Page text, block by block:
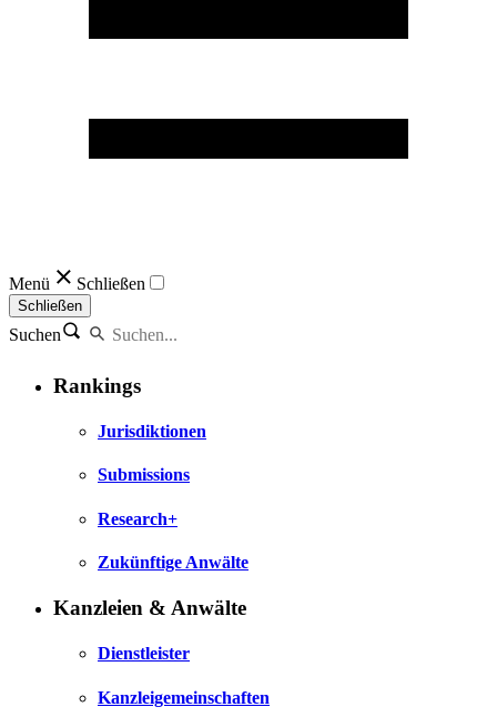
Menü Schließen
Schließen
Suchen
Rankings
Jurisdiktionen
Submissions
Research+
Zukünftige Anwälte
Kanzleien & Anwälte
Dienstleister
Kanzleigemeinschaften